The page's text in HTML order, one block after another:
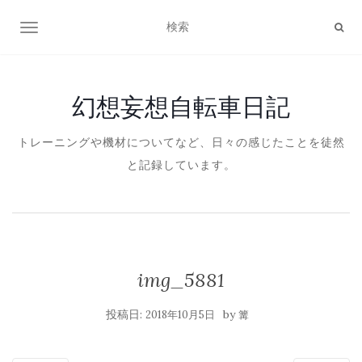
ナビゲーション切り替え
幻想妄想自転車日記
トレーニングや機材についてなど、日々の感じたことを徒然
と記録しています。
img_5881
投稿日: 2018年10月5日 by篝